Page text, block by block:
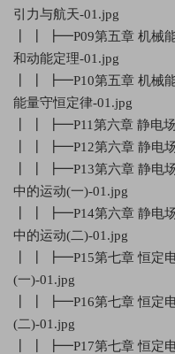
引力与航天-01.jpg
┃ ┃ ┣━P09第五章 机械
和动能定理-01.jpg
┃ ┃ ┣━P10第五章 机械
能量守恒定律-01.jpg
┃ ┃ ┣━P11第六章 静电
┃ ┃ ┣━P12第六章 静电
┃ ┃ ┣━P13第六章 静电
中的运动(一)-01.jpg
┃ ┃ ┣━P14第六章 静电
中的运动(二)-01.jpg
┃ ┃ ┣━P15第七章 恒定
(一)-01.jpg
┃ ┃ ┣━P16第七章 恒定
(二)-01.jpg
┃ ┃ ┣━P17第七章 恒定